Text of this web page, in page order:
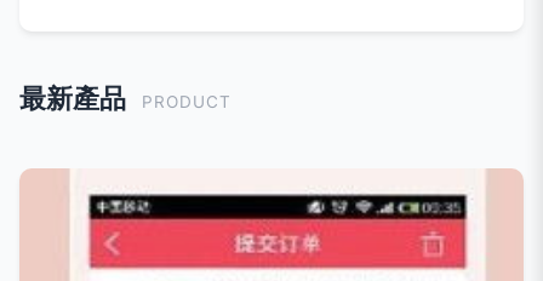
最新產品 PRODUCT